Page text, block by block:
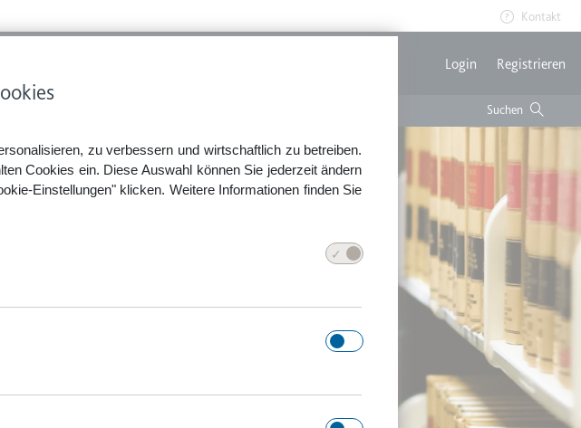
zu verbessern und wirtschaftlich zu betreiben.
Cookies ein. Diese Auswahl können Sie jederzeit ändern
Einstellungen" klicken. Weitere Informationen finden Sie
Kontakt
Login Registrieren